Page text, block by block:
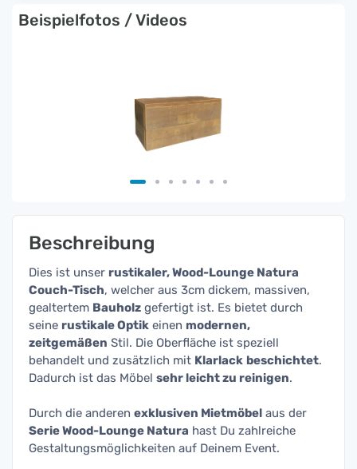
Beispielfotos / Videos
Beschreibung
Dies ist unser rustikaler, Wood-Lounge Natura
Couch-Tisch, welcher aus 3cm dickem, massiven,
gealtertem Bauholz gefertigt ist. Es bietet durch
seine rustikale Optik einen modernen,
zeitgemäßen Stil. Die Oberfläche ist speziell
behandelt und zusätzlich mit Klarlack beschichtet.
Dadurch ist das Möbel sehr leicht zu reinigen.
Durch die anderen exklusiven Mietmöbel aus der
Serie Wood-Lounge Natura hast Du zahlreiche
Gestaltungsmöglichkeiten auf Deinem Event.